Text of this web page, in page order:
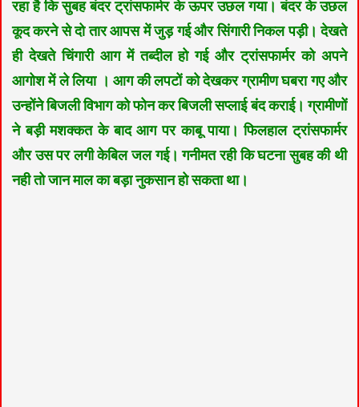
रहा है कि सुबह बंदर ट्रांसफार्मर के ऊपर उछल गया। बंदर के उछल
कूद करने से दो तार आपस में जुड़ गई और सिंगारी निकल पड़ी। देखते
ही देखते चिंगारी आग में तब्दील हो गई और ट्रांसफार्मर को अपने
आगोश में ले लिया । आग की लपटों को देखकर ग्रामीण घबरा गए और
उन्होंने बिजली विभाग को फोन कर बिजली सप्लाई बंद कराई। ग्रामीणों
ने बड़ी मशक्कत के बाद आग पर काबू पाया। फिलहाल ट्रांसफार्मर
और उस पर लगी केबिल जल गई। गनीमत रही कि घटना सुबह की थी
नही तो जान माल का बड़ा नुकसान हो सकता था।